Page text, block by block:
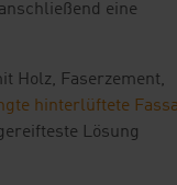
eine
Holz, Faserzement,
hinterlüftete
Lösung